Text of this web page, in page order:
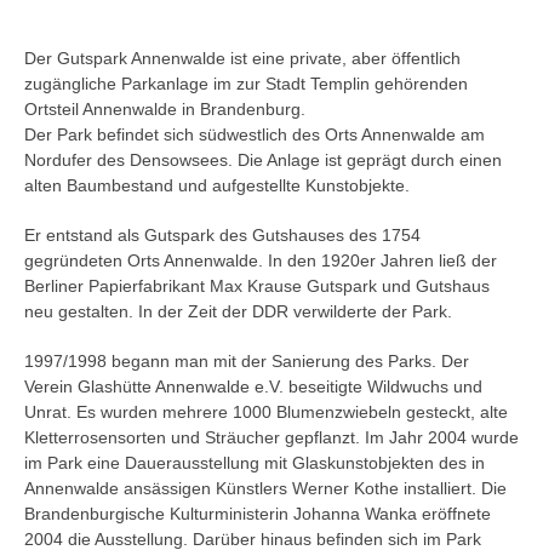
Der Gutspark Annenwalde ist eine private, aber öffentlich
zugängliche Parkanlage im zur Stadt Templin gehörenden
Ortsteil Annenwalde in Brandenburg.
Der Park befindet sich südwestlich des Orts Annenwalde am
Nordufer des Densowsees. Die Anlage ist geprägt durch einen
alten Baumbestand und aufgestellte Kunstobjekte.
Er entstand als Gutspark des Gutshauses des 1754
gegründeten Orts Annenwalde. In den 1920er Jahren ließ der
Berliner Papierfabrikant Max Krause Gutspark und Gutshaus
neu gestalten. In der Zeit der DDR verwilderte der Park.
1997/1998 begann man mit der Sanierung des Parks. Der
Verein Glashütte Annenwalde e.V. beseitigte Wildwuchs und
Unrat. Es wurden mehrere 1000 Blumenzwiebeln gesteckt, alte
Kletterrosensorten und Sträucher gepflanzt. Im Jahr 2004 wurde
im Park eine Dauerausstellung mit Glaskunstobjekten des in
Annenwalde ansässigen Künstlers Werner Kothe installiert. Die
Brandenburgische Kulturministerin Johanna Wanka eröffnete
2004 die Ausstellung. Darüber hinaus befinden sich im Park